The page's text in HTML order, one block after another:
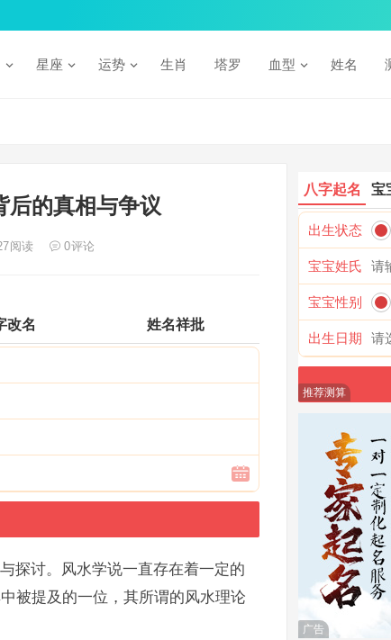
星座 运势 生肖 塔罗 血型 姓名
后的真相与争议
阅读 0评论
改名 姓名祥批
探讨。风水学说一直存在着一定的
被提及的一位，其所谓的风水理论
八字起名 宝
出生状态
宝宝姓氏
宝宝性别
出生日期
推荐测算
广告